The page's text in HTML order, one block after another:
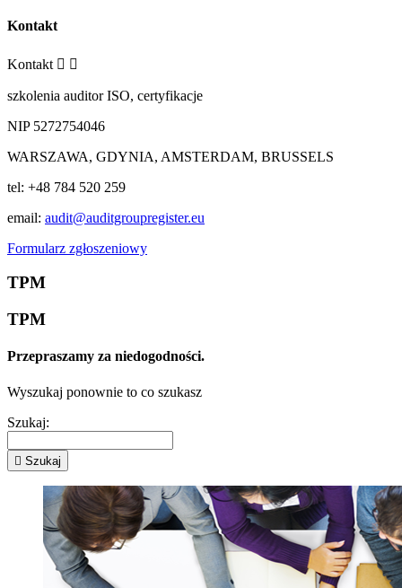
Kontakt
Kontakt  
szkolenia auditor ISO, certyfikacje
NIP 5272754046
WARSZAWA, GDYNIA, AMSTERDAM, BRUSSELS
tel: +48 784 520 259
email: audit@auditgroupregister.eu
Formularz zgłoszeniowy
TPM
TPM
Przepraszamy za niedogodności.
Wyszukaj ponownie to co szukasz
Szukaj:
 Szukaj